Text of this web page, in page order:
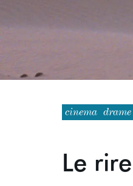
cinema drame
Le